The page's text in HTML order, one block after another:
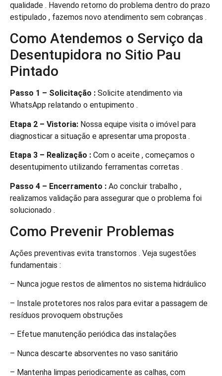
qualidade . Havendo retorno do problema dentro do prazo
estipulado , fazemos novo atendimento sem cobranças .
Como Atendemos o Serviço da
Desentupidora no Sitio Pau
Pintado
Passo 1 – Solicitação : Solicite atendimento via
WhatsApp relatando o entupimento .
Etapa 2 – Vistoria: Nossa equipe visita o imóvel para
diagnosticar a situação e apresentar uma proposta .
Etapa 3 – Realização : Com o aceite , começamos o
desentupimento utilizando ferramentas corretas .
Passo 4 – Encerramento : Ao concluir trabalho ,
realizamos validação para assegurar que o problema foi
solucionado .
Como Prevenir Problemas
Ações preventivas evita transtornos . Veja sugestões
fundamentais :
– Nunca jogue restos de alimentos no sistema hidráulico
– Instale protetores nos ralos para evitar a passagem de
resíduos provoquem obstruções
– Efetue manutenção periódica das instalações
– Nunca descarte absorventes no vaso sanitário
– Mantenha limpas periodicamente as calhas, com